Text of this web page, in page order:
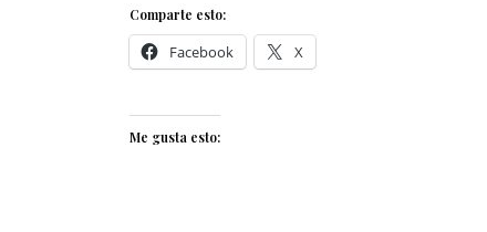
Comparte esto:
Facebook X
Me gusta esto: